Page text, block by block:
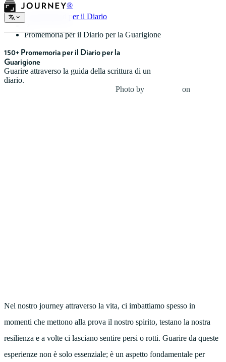
®
Suggerimenti per il Diario
Promemoria per il Diario per la Guarigione
150+ Promemoria per il Diario per la
Guarigione
Guarire attraverso la guida della scrittura di un
diario.
Photo by
on
Nel nostro journey attraverso la vita, ci imbattiamo spesso in
momenti che mettono alla prova il nostro spirito, testano la nostra
resilienza e a volte ci lasciano sentire persi o rotti. Guarire da queste
esperienze non è solo essenziale; è un aspetto fondamentale per